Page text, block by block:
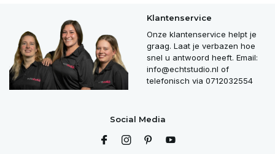
Klantenservice
Onze klantenservice helpt je
graag. Laat je verbazen hoe
snel u antwoord heeft. Email:
info@echtstudio.nl of
telefonisch via 0712032554
Social Media